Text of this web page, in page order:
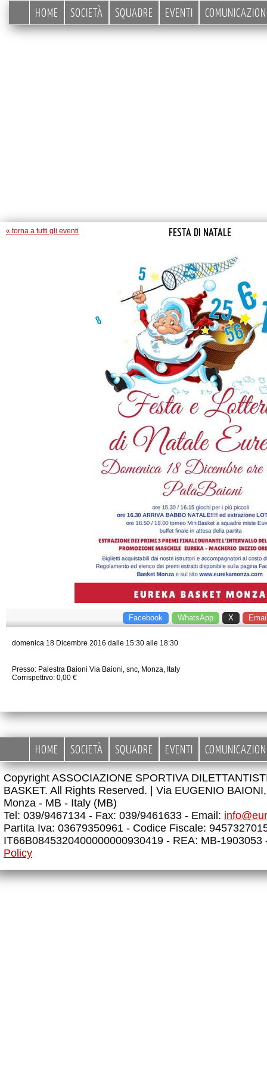
HOME SOCIETÀ SQUADRE EVENTI
« torna a tutti gli eventi FESTA DI NATALE
Facebook WhatsApp X
domenica 18 Dicembre 2016 dalle 15:30 alle 18:30
Presso: ​ Palestra Baioni Via Baioni, snc, Monza, Italy
Corrispettivo: 0,00 €
HOME SOCIETÀ SQUADRE EVENTI
Copyright ASSOCIAZIONE SPORTIVA
BASKET. All Rights Reserved. | Via EUGENIO
Monza - MB - Italy (MB)
Tel: 039/9467134 - Fax: 039/9461633 - Email:
Partita Iva: 03679350961 - Codice Fiscale:
IT66B0845320400000000930419 - REA: MB-
Policy